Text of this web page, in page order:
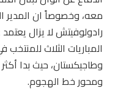
معه، وخصوصاً ان المدير
رادولوفيتش لا يزال
المباريات الثلاث
وطاجيكستان، حيث بدا
ومحور خط الهجوم.